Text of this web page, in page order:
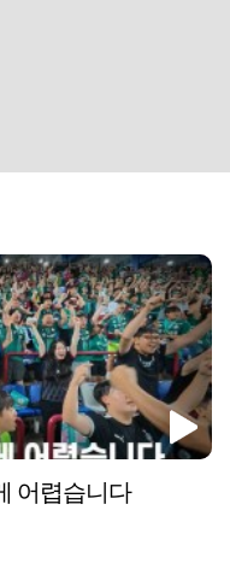
어렵습니다